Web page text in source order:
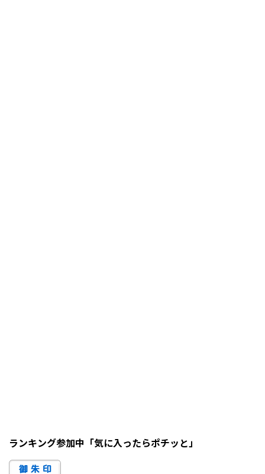
ランキング参加中「気に入ったらポチッと」